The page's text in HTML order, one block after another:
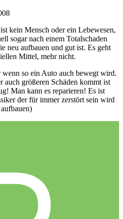
kein Mensch oder ein Lebewesen,
sogar nach einem Totalschaden
neu aufbauen und gut ist. Es geht
Mittel, mehr nicht.
wenn so ein Auto auch bewegt wird.
auch größeren Schäden kommt ist
Man kann es reparieren! Es ist
der für immer zerstört sein wird